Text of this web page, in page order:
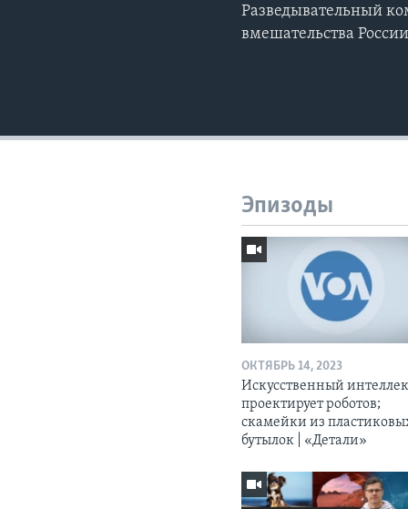
Разведывательный
вмешательства
Эпизоды
ОКТЯБРЬ 14, 2023
Искусственный
проектирует роботов;
скамейки из
бутылок | «Детали»